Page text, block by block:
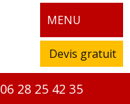
MENU
Devis gratuit
06 28 25 42 35